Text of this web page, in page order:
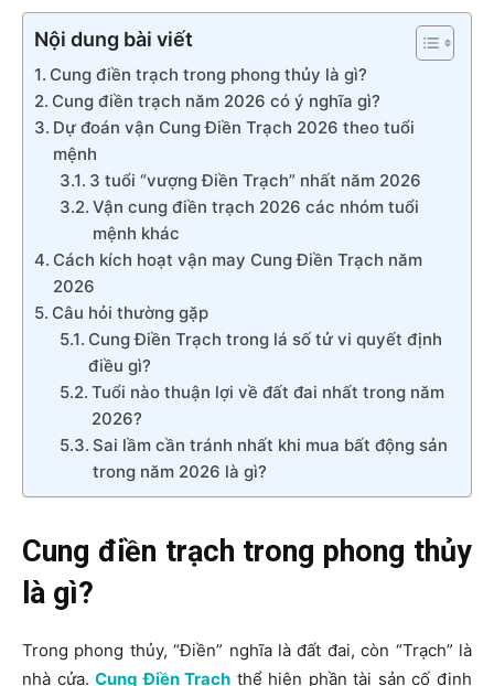
Nội dung bài viết
Cung điền trạch trong phong thủy là gì?
Cung điền trạch năm 2026 có ý nghĩa gì?
Dự đoán vận Cung Điền Trạch 2026 theo tuổi
mệnh
3 tuổi “vượng Điền Trạch” nhất năm 2026
Vận cung điền trạch 2026 các nhóm tuổi
mệnh khác
Cách kích hoạt vận may Cung Điền Trạch năm
2026
Câu hỏi thường gặp
Cung Điền Trạch trong lá số tử vi quyết định
điều gì?
Tuổi nào thuận lợi về đất đai nhất trong năm
2026?
Sai lầm cần tránh nhất khi mua bất động sản
trong năm 2026 là gì?
Cung điền trạch trong phong thủy
là gì?
Trong phong thủy, “Điền” nghĩa là đất đai, còn “Trạch” là
nhà cửa. Cung Điền Trạch thể hiện phần tài sản cố định